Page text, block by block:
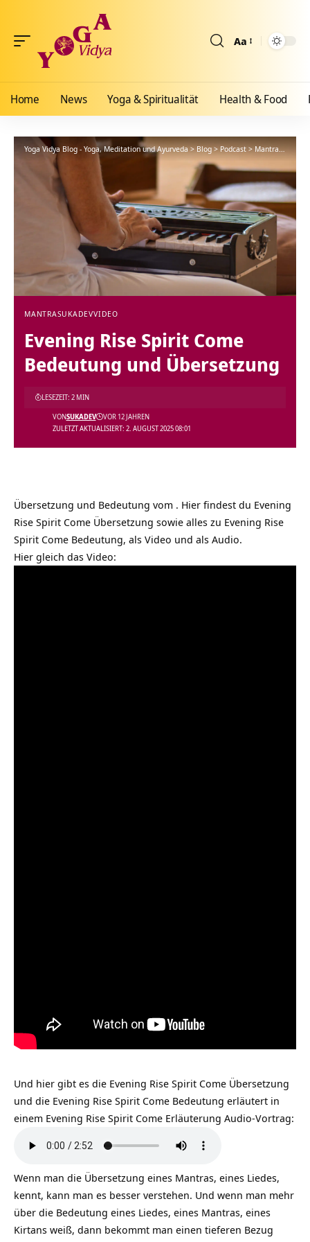
Aa
Home News Yoga & Spiritualität Health & Food
Yoga Vidya Blog - Yoga, Meditation und Ayurveda>Blog>Podcast>Mantra>
MANTRASUKADEVVIDEO
Evening Rise Spirit Come
Bedeutung und Übersetzung
ZULETZT AKTUALISIERT: 2. AUGUST 2025 08:01
VONSUKADEV VOR 12 JAHREN
LESEZEIT: 2 MIN
Übersetzung und Bedeutung vom . Hier findest du Evening
Rise Spirit Come Übersetzung sowie alles zu Evening Rise
Spirit Come Bedeutung, als Video und als Audio.
Hier gleich das Video:
Und hier gibt es die Evening Rise Spirit Come Übersetzung
und die Evening Rise Spirit Come Bedeutung erläutert in
einem Evening Rise Spirit Come Erläuterung Audio-Vortrag:
Wenn man die Übersetzung eines Mantras, eines Liedes,
kennt, kann man es besser verstehen. Und wenn man mehr
über die Bedeutung eines Liedes, eines Mantras, eines
Kirtans weiß, dann bekommt man einen tieferen Bezug